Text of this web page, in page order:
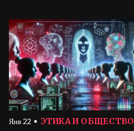
Янв 22 ЭТИКА И ОБЩЕСТВО